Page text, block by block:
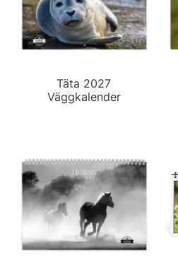
Täta 2027
Väggkalender